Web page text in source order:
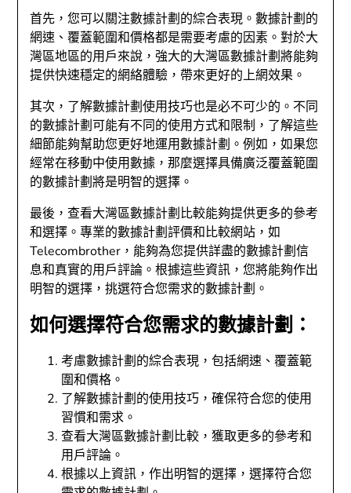
首先，您可以關注數據計劃的綜合表現。數據計劃的
網速、覆蓋範圍和價格都是需要考慮的因素。對於大
灣區地區的用戶來說，強大的大灣區數據計劃將能夠
提供快速穩定的網絡體驗，帶來更好的上網效果。
其次，了解數據計劃使用技巧也是必不可少的。不同
的數據計劃可能有不同的使用方式和限制，了解這些
細節能夠幫助您更好地運用數據計劃。例如，如果您
經常在移動中使用數據，那麼選擇具備廣泛覆蓋範圍
的數據計劃將是明智的選擇。
最後，查看大灣區數據計劃比較能夠提供更多的參考
和選擇。專業的數據計劃評價和比較網站，如
Telecombrother，能夠為您提供詳盡的數據計劃信
息和真實的用戶評論。根據這些資訊，您將能夠作出
明智的選擇，挑選符合您需求的數據計劃。
如何選擇符合您需求的數據計劃：
考慮數據計劃的綜合表現，包括網速、覆蓋範
圍和價格。
了解數據計劃的使用技巧，確保符合您的使用
習慣和需求。
查看大灣區數據計劃比較，獲取更多的參考和
用戶評論。
根據以上資訊，作出明智的選擇，選擇符合您